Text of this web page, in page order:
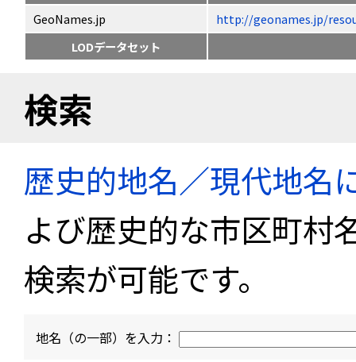
GeoNames.jp
http://geonames.jp/
LODデータセット
検索
歴史的地名／現代地名
よび歴史的な市区町村
検索が可能です。
地名（の一部）を入力：